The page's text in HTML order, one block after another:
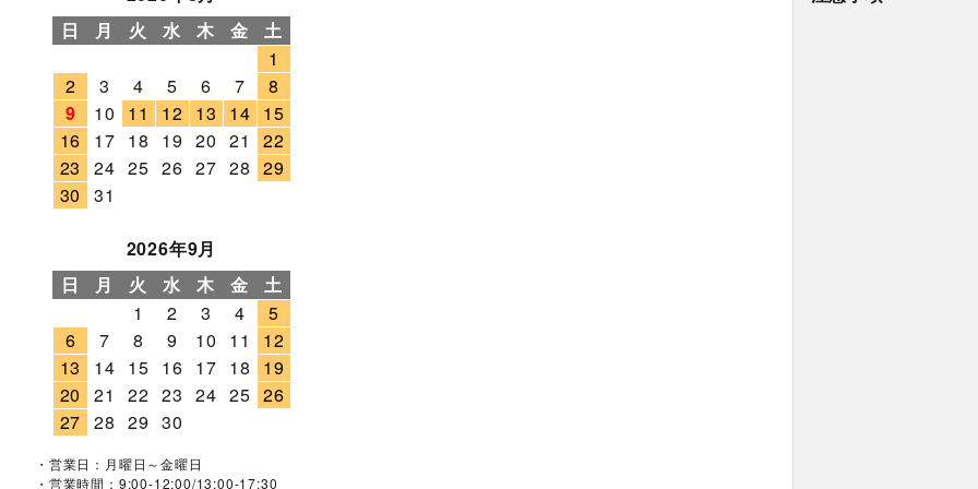
日
月 火 水 木 金
土
1
2
3 4 5 6 7
8
9
10 11 12 13 14 15
16
17 18 19 20 21
22
23
24 25 26 27 28 29
30
31
2026年9月
日
月 火 水 木 金
土
1
2 3 4
5
6
7 8 9 10 11
12
13
14 15 16 17 18
19
20
21 22 23 24 25 26
27 28 29 30
・営業日：月曜日～金曜日
・営業時間：9:00-12:00/13:00-17:30